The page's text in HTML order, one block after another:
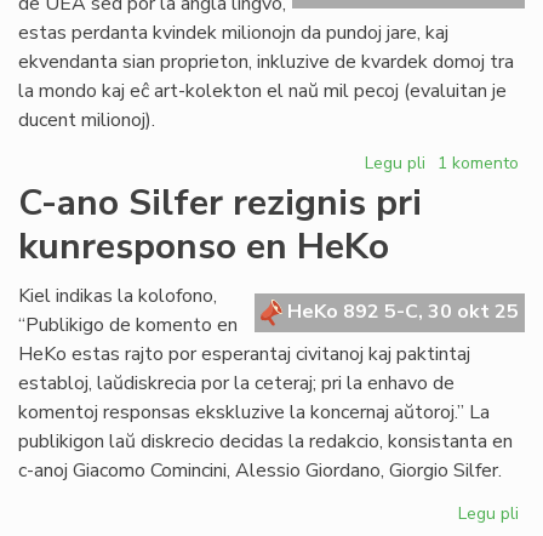
estas perdanta kvindek milionojn da pundoj jare, kaj
ekvendanta sian proprieton, inkluzive de kvardek domoj tra
la mondo kaj eĉ art-kolekton el naŭ mil pecoj (evaluitan je
ducent milionoj).
Legu pli pri
al
bankroto
1 komento
C-ano Silfer rezignis pri
kunresponso en HeKo
HeKo 892 5-C, 30 okt 25
Kiel indikas la kolofono,
“Publikigo de komento en
HeKo estas rajto por esperantaj civitanoj kaj paktintaj
establoj, laŭdiskrecia por la ceteraj; pri la enhavo de
komentoj responsas ekskluzive la koncernaj aŭtoroj.” La
publikigon laŭ diskrecio decidas la redakcio, konsistanta en
c-anoj Giacomo Comincini, Alessio Giordano, Giorgio Silfer.
Legu pli